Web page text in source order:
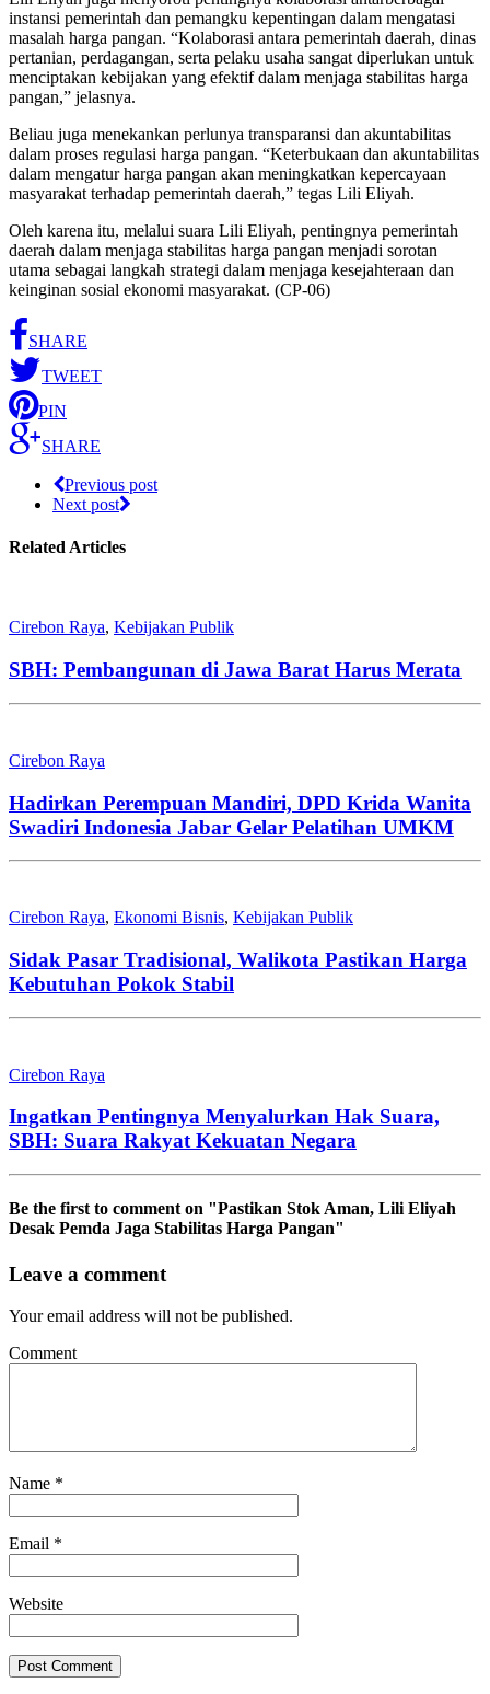
instansi pemerintah dan pemangku kepentingan dalam mengatasi
masalah harga pangan. “Kolaborasi antara pemerintah daerah, dinas
pertanian, perdagangan, serta pelaku usaha sangat diperlukan untuk
menciptakan kebijakan yang efektif dalam menjaga stabilitas harga
pangan,” jelasnya.
Beliau juga menekankan perlunya transparansi dan akuntabilitas
dalam proses regulasi harga pangan. “Keterbukaan dan akuntabilitas
dalam mengatur harga pangan akan meningkatkan kepercayaan
masyarakat terhadap pemerintah daerah,” tegas Lili Eliyah.
Oleh karena itu, melalui suara Lili Eliyah, pentingnya pemerintah
daerah dalam menjaga stabilitas harga pangan menjadi sorotan
utama sebagai langkah strategi dalam menjaga kesejahteraan dan
keinginan sosial ekonomi masyarakat. (CP-06)
SHARE
TWEET
PIN
SHARE
Previous post
Next post
Related Articles
Cirebon Raya, Kebijakan Publik
SBH: Pembangunan di Jawa Barat Harus Merata
Cirebon Raya
Hadirkan Perempuan Mandiri, DPD Krida Wanita
Swadiri Indonesia Jabar Gelar Pelatihan UMKM
Cirebon Raya, Ekonomi Bisnis, Kebijakan Publik
Sidak Pasar Tradisional, Walikota Pastikan Harga
Kebutuhan Pokok Stabil
Cirebon Raya
Ingatkan Pentingnya Menyalurkan Hak Suara,
SBH: Suara Rakyat Kekuatan Negara
Be the first to comment on "Pastikan Stok Aman, Lili Eliyah
Desak Pemda Jaga Stabilitas Harga Pangan"
Leave a comment
Your email address will not be published.
Comment
Name *
Email *
Website